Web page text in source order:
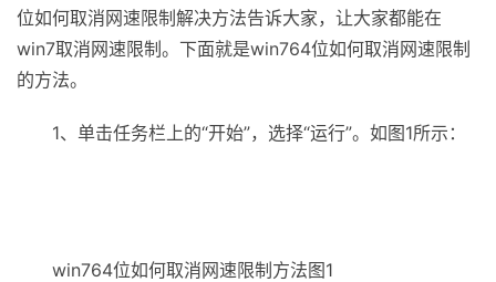
位如何取消网速限制解决方法告诉大家，让大家都能在
win7取消网速限制。下面就是win764位如何取消网速限制
的方法。
1、单击任务栏上的“开始”，选择“运行”。如图1所示：
win764位如何取消网速限制方法图1